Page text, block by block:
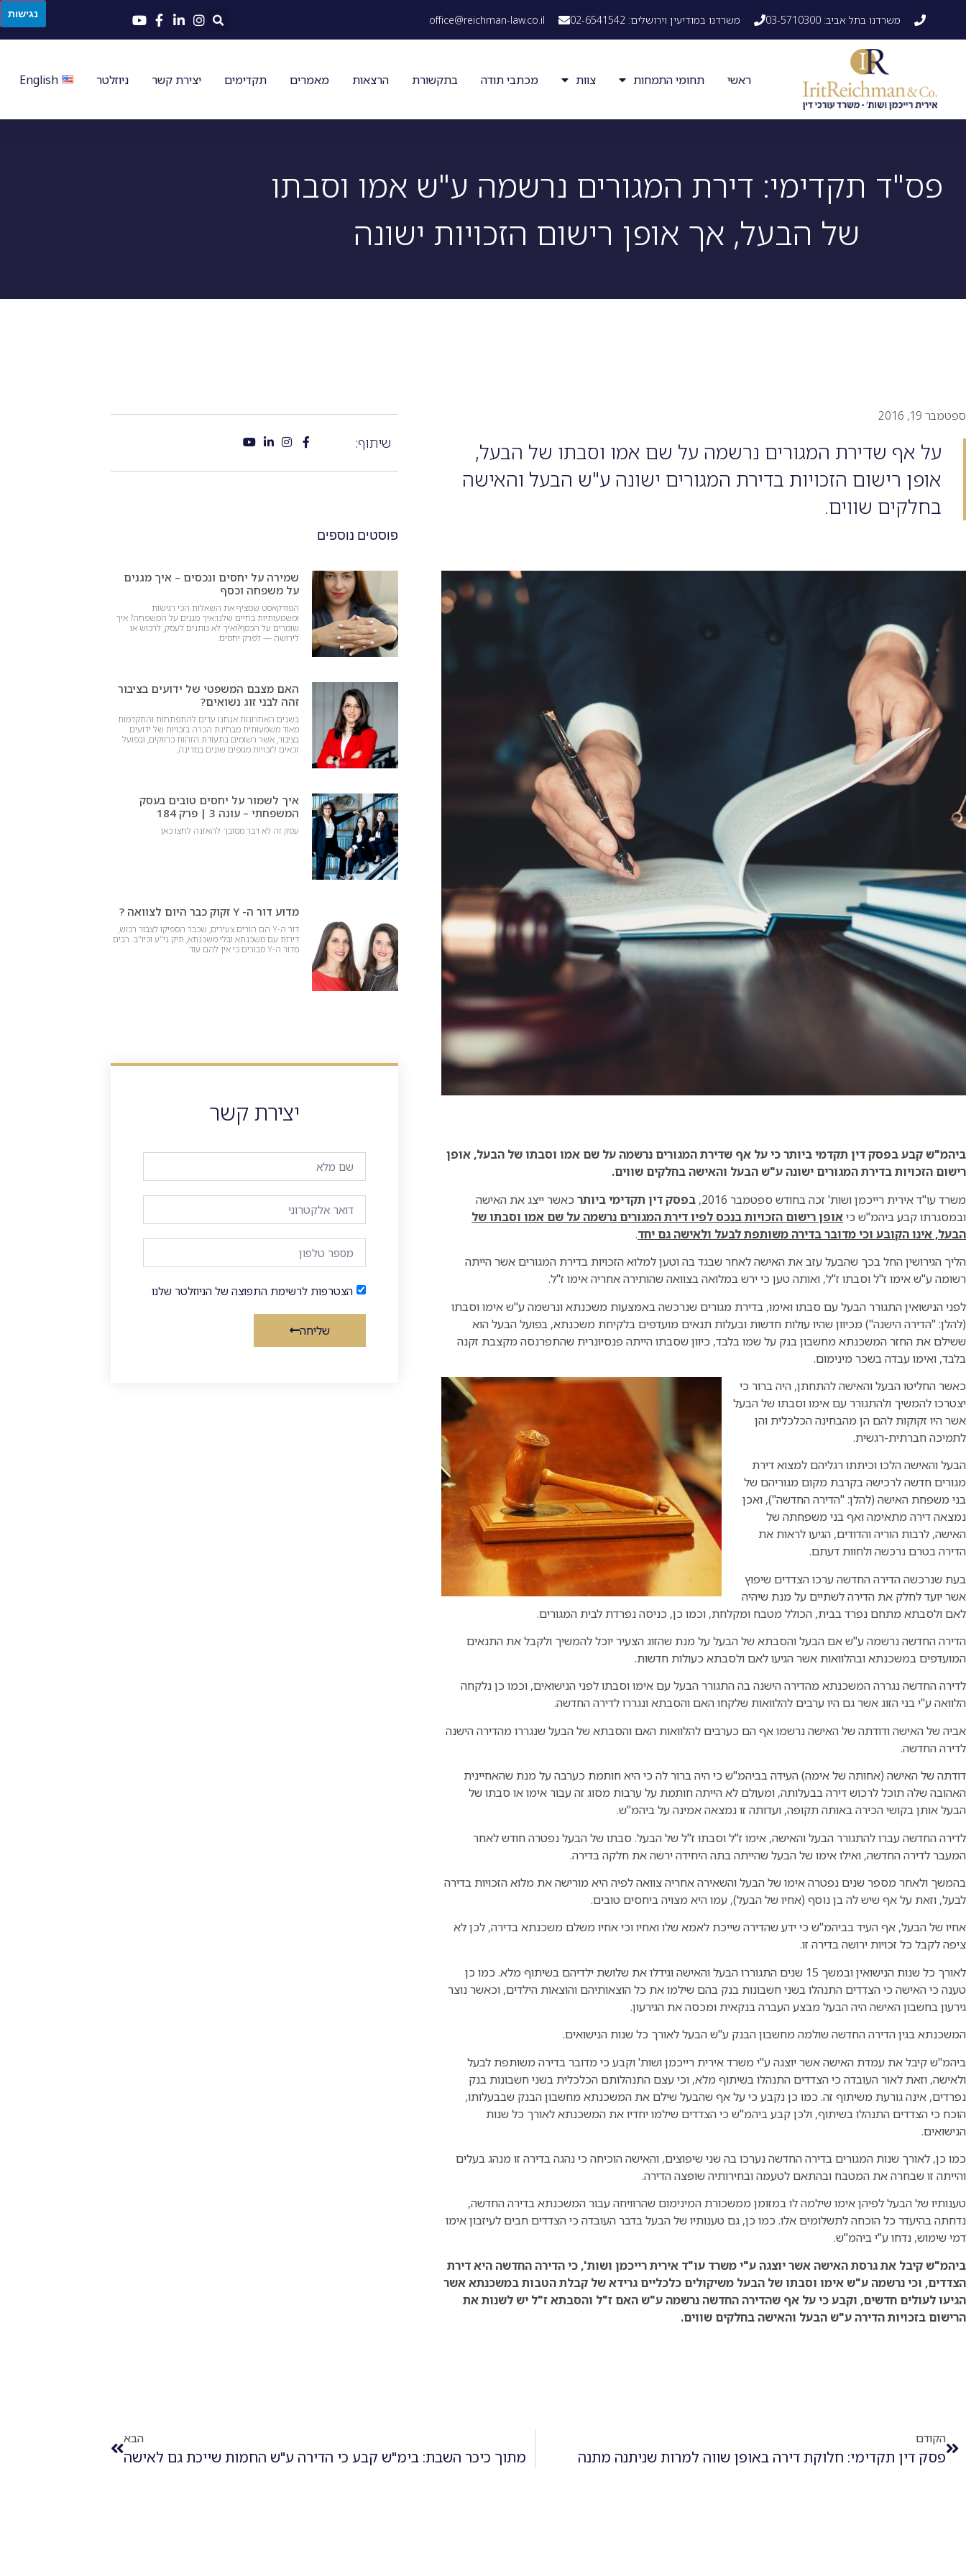
משרדנו בתל אביב: 03-5710300 משרדנו במודיעין וירושלים: 02-6541542 office@reichman-law.co.il
ראשי תחומי התמחות צוות מכתבי תודה בתקשורת הרצאות מאמרים תקדימים יצירת קשר ניוזלטר English
פס"ד תקדימי: דירת המגורים נרשמה ע"ש אמו וסבתו
של הבעל, אך אופן רישום הזכויות ישונה
ספטמבר 19, 2016
על אף שדירת המגורים נרשמה על שם אמו וסבתו של הבעל,
אופן רישום הזכויות בדירת המגורים ישונה ע"ש הבעל והאישה
בחלקים שווים.
ביהמ"ש קבע בפסק דין תקדמי ביותר כי על אף שדירת המגורים נרשמה על שם אמו וסבתו של הבעל, אופן
רישום הזכויות בדירת המגורים ישונה ע"ש הבעל והאישה בחלקים שווים.
משרד עו"ד אירית רייכמן ושות' זכה בחודש ספטמבר 2016,
בפסק דין תקדימי ביותר כאשר ייצג את האישה
ובמסגרתו קבע ביהמ"ש כיאופן רישום הזכויות בנכס לפיו דירת המגורים נרשמה על שם אמו וסבתו של
הבעל, אינו הקובע וכי מדובר בדירה משותפת לבעל ולאישה גם יחד.
הליך הגירושין החל בכך שהבעל עזב את האישה לאחר שבגד בה וטען למלוא הזכויות בדירת המגורים אשר הייתה
רשומה ע"ש אימו ז"ל וסבתו ז"ל, ואותה טען כי ירש במלואה בצוואה שהותירה אחריה אימו ז"ל.
לפני הנישואין התגורר הבעל עם סבתו ואימו, בדירת מגורים שנרכשה באמצעות משכנתא ונרשמה ע"ש אימו וסבתו
(להלן: "הדירה הישנה") מכיוון שהיו עולות חדשות ובעלות תנאים מועדפים בלקיחת משכנתא, בפועל הבעל הוא
ששילם את החזר המשכנתא מחשבון בנק על שמו בלבד, כיוון שסבתו הייתה פנסיונרית שהתפרנסה מקצבת זקנה
בלבד, ואימו עבדה בשכר מינימום.
כאשר החליטו הבעל והאישה להתחתן, היה ברור כי
יצטרכו להמשיך ולהתגורר עם אימו וסבתו של הבעל
אשר היו זקוקות להם הן מהבחינה הכלכלית והן
לתמיכה חברתית-רגשית.
הבעל והאישה הלכו וכיתתו רגליהם למצוא דירת
מגורים חדשה לרכישה בקרבת מקום מגוריהם של
בני משפחת האישה (להלן: "הדירה החדשה"), ואכן
נמצאה דירה מתאימה ואף בני משפחתה של
האישה, לרבות הוריה והדודים, הגיעו לראות את
הדירה בטרם נרכשה ולחוות דעתם.
בעת שנרכשה הדירה החדשה ערכו הצדדים שיפוץ
אשר יועד לחלק את הדירה לשתיים על מנת שיהיה
לאם ולסבתא מתחם נפרד בבית, הכולל מטבח ומקלחת, וכמו כן, כניסה נפרדת לבית המגורים.
הדירה החדשה נרשמה ע"ש אם הבעל והסבתא של הבעל על מנת שהזוג הצעיר יוכל להמשיך ולקבל את התנאים
המועדפים במשכנתא ובהלוואות אשר הגיעו לאם ולסבתא כעולות חדשות.
לדירה החדשה נגררה המשכנתא מהדירה הישנה בה התגורר הבעל עם אימו וסבתו לפני הנישואים, וכמו כן נלקחה
הלוואה ע"י בני הזוג אשר גם היו ערבים להלוואות שלקחו האם והסבתא ונגררו לדירה החדשה.
אביה של האישה ודודתה של האישה נרשמו אף הם כערבים להלוואות האם והסבתא של הבעל שנגררו מהדירה הישנה
לדירה החדשה.
דודתה של האישה (אחותה של אימה) העידה בביהמ"ש כי היה ברור לה כי היא חותמת כערבה על מנת שהאחיינית
האהובה שלה תוכל לרכוש דירה בבעלותה, ומעולם לא הייתה חותמת על ערבות מסוג זה עבור אימו או סבתו של
הבעל אותן בקושי הכירה באותה תקופה, ועדותה זו נמצאה אמינה על ביהמ"ש.
לדירה החדשה עברו להתגורר הבעל והאישה, אימו ז"ל וסבתו ז"ל של הבעל. סבתו של הבעל נפטרה חודש לאחר
המעבר לדירה החדשה, ואילו אימו של הבעל שהייתה בתה היחידה ירשה את חלקה בדירה.
בהמשך ולאחר מספר שנים נפטרה אימו של הבעל והשאירה אחריה צוואה לפיה היא מורישה את מלוא הזכויות בדירה
לבעל, וזאת על אף שיש לה בן נוסף (אחיו של הבעל), עמו היא מצויה ביחסים טובים.
אחיו של הבעל, אף העיד בביהמ"ש כי ידע שהדירה שייכת לאמא שלו ואחיו וכי אחיו משלם משכנתא בדירה, לכן לא
ציפה לקבל כל זכויות ירושה בדירה זו.
לאורך כל שנות הנישואין ובמשך 15 שנים התגוררו הבעל והאישה וגידלו את שלושת ילדיהם בשיתוף מלא. כמו כן
טענה כי האישה כי הצדדים התנהלו בשני חשבונות בנק בהם שילמו את כל הוצאותיהם והוצאות הילדים, וכאשר נוצר
גירעון בחשבון האישה היה הבעל מבצע העברה בנקאית ומכסה את הגירעון.
המשכנתא בגין הדירה החדשה שולמה מחשבון הבנק ע"ש הבעל לאורך כל שנות הנישואים.
ביהמ"ש קיבל את עמדת האישה אשר יוצגה ע"י משרד אירית רייכמן ושות' וקבע כי מדובר בדירה משותפת לבעל
ולאישה, וזאת לאור העובדה כי הצדדים התנהלו בשיתוף מלא, וכי עצם התנהלותם הכלכלית בשני חשבונות בנק
נפרדים, אינה גורעת משיתוף זה. כמו כן נקבע כי על אף שהבעל שילם את המשכנתא מחשבון הבנק שבבעלותו,
הוכח כי הצדדים התנהלו בשיתוף, ולכן קבע ביהמ"ש כי הצדדים שילמו יחדיו את המשכנתא לאורך כל שנות
הנישואים.
כמו כן, לאורך שנות המגורים בדירה החדשה נערכו בה שני שיפוצים, והאישה הוכיחה כי נהגה בדירה זו מנהג בעלים
והייתה זו שבחרה את המטבח ובהתאם לטעמה ובחירותיה שופצה הדירה.
טענותיו של הבעל לפיהן אימו שילמה לו במזומן ממשכורת המינימום שהרוויחה עבור המשכנתא בדירה החדשה,
נדחתה בהיעדר כל הוכחה לתשלומים אלו. כמו כן, גם טענותיו של הבעל בדבר העובדה כי הצדדים חבים לעיזבון אימו
דמי שימוש, נדחו ע"י ביהמ"ש.
ביהמ"ש קיבל את גרסת האישה אשר יוצגה ע"י משרד עו"ד אירית רייכמן ושות', כי הדירה החדשה היא דירת
הצדדים, וכי נרשמה ע"ש אימו וסבתו של הבעל משיקולים כלכליים גרידא של קבלת הטבות במשכנתא אשר
הגיעו לעולים חדשים, וקבע כי על אף שהדירה החדשה נרשמה ע"ש האם ז"ל והסבתא ז"ל יש לשנות את
הרישום בזכויות הדירה ע"ש הבעל והאישה בחלקים שווים.
שיתוף:
פוסטים נוספים
שמירה על יחסים ונכסים – איך מגנים
על משפחה וכסף
הפודקאסט שמציף את השאלות הכי רגישות
ומשמעותיות בחיים שלנו:איך מגנים על המשפחה? איך
שומרים על הכסף?ואיך לא נותנים לעסק, לרכוש או
לירושה — לפרק יחסים.
האם מצבם המשפטי של ידועים בציבור
זהה לבני זוג נשואים?
בשנים האחרונות אנחנו עדים להתפתחות והתקדמות
מאוד משמעותית מבחינת הכרה בזכויות של ידועים
בציבור, אשר רשומים בתעודת הזהות כרווקים, ובפועל
זכאים לזכויות מגופים שונים במדינה,
איך לשמור על יחסים טובים בעסק
המשפחתי – עונה 3 | פרק 184
עסק זה לא דבר מסובך להאזנה לחצו כאן
מדוע דור ה- Y זקוק כבר היום לצוואה ?
דור ה-Y הם הורים צעירים, שכבר הספיקו לצבור רכוש,
דירות עם משכנתא ובלי משכנתא, תיק ני"ע וכיו"ב. רבים
מדור ה-Y סבורים כי אין להם עוד
יצירת קשר
הצטרפות לרשימת התפוצה של הניוזלטר שלנו
שליחה
הקודם
פסק דין תקדימי: חלוקת דירה באופן שווה למרות שניתנה מתנה
הבא
מתוך כיכר השבת: בימ"ש קבע כי הדירה ע"ש החמות שייכת גם לאישה
נגישות